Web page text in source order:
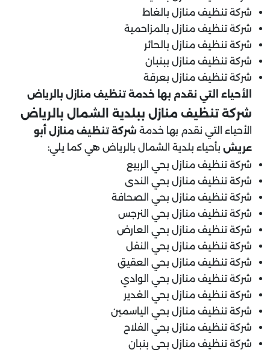
شركة تنظيف منازل بالغاط
شركة تنظيف منازل بالمزاحمية
شركة تنظيف منازل بالحائر
شركة تنظيف منازل ببنبان
شركة تنظيف منازل بعرقة
الأحياء التي نقدم بها خدمة تنظيف منازل بالرياض
شركة تنظيف منازل ببلدية الشمال بالرياض
الأحياء التي نقدم بها خدمة شركة تنظيف منازل أبو
عريش بأحياء بلدية الشمال بالرياض هي كما يلي:
شركة تنظيف منازل بحي الربيع
شركة تنظيف منازل بحي الندى
شركة تنظيف منازل بحي الصحافة
شركة تنظيف منازل بحي النرجس
شركة تنظيف منازل بحي العارض
شركة تنظيف منازل بحي النفل
شركة تنظيف منازل بحي العقيق
شركة تنظيف منازل بحي الوادي
شركة تنظيف منازل بحي الغدير
شركة تنظيف منازل بحي الياسمين
شركة تنظيف منازل بحي الفلاح
شركة تنظيف منازل بحي بنبان